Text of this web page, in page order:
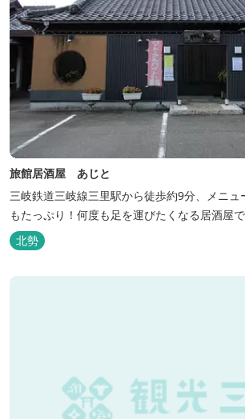
旅館居酒屋 あじと
三岐鉄道三岐線三里駅から徒歩約9分、メニュ
もたっぷり！何度も足を運びたくなる居酒屋で
北勢